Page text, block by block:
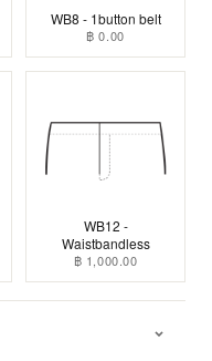
WB8 - 1button belt
฿ 0.00
WB12 -
Waistbandless
฿ 1,000.00